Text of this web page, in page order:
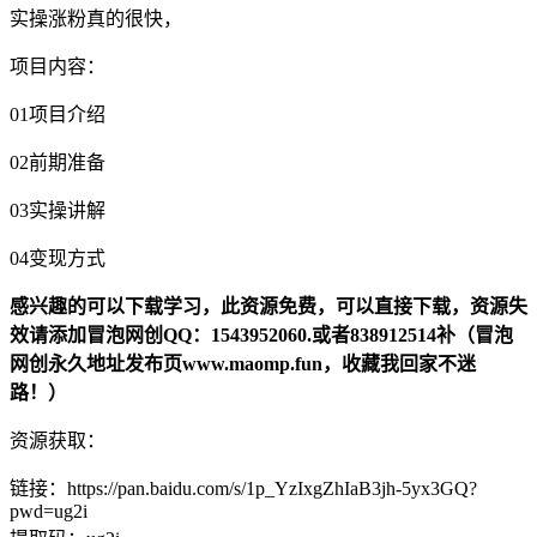
实操涨粉真的很快，
项目内容：
01项目介绍
02前期准备
03实操讲解
04变现方式
感兴趣的可以下载学习，此资源免费，可以直接下载，资源失
效请添加冒泡网创QQ：1543952060.或者838912514补（冒泡
网创永久地址发布页www.maomp.fun，收藏我回家不迷
路！）
资源获取：
链接：https://pan.baidu.com/s/1p_YzIxgZhIaB3jh-5yx3GQ?
pwd=ug2i